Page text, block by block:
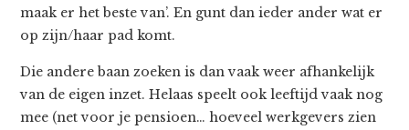
maak er het beste van’. En gunt dan ieder ander wat er
op zijn/haar pad komt.
Die andere baan zoeken is dan vaak weer afhankelijk
van de eigen inzet. Helaas speelt ook leeftijd vaak nog
mee (net voor je pensioen… hoeveel werkgevers zien